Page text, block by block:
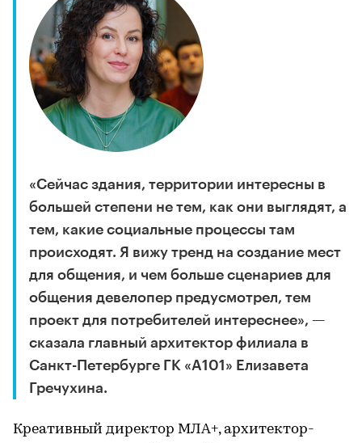
«Сейчас здания, территории интересны в
большей степени не тем, как они выглядят, а
тем, какие социальные процессы там
происходят. Я вижу тренд на создание мест
для общения, и чем больше сценариев для
общения девелопер предусмотрел, тем
проект для потребителей интереснее», —
сказала главный архитектор филиала в
Санкт-Петербурге ГК «А101» Елизавета
Гречухина.
Креативный директор МЛА+, архитектор-